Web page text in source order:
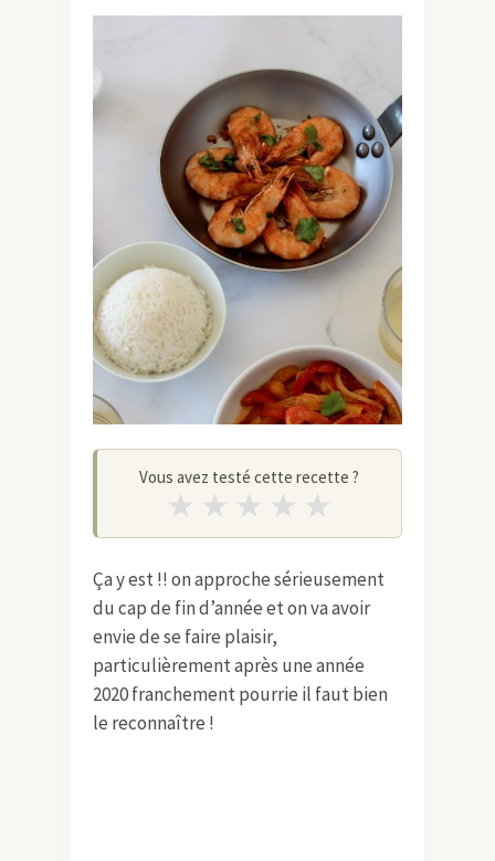
Vous avez testé cette recette ?
★ ★ ★ ★ ★
Ça y est !! on approche sérieusement
du cap de fin d’année et on va avoir
envie de se faire plaisir,
particulièrement après une année
2020 franchement pourrie il faut bien
le reconnaître !